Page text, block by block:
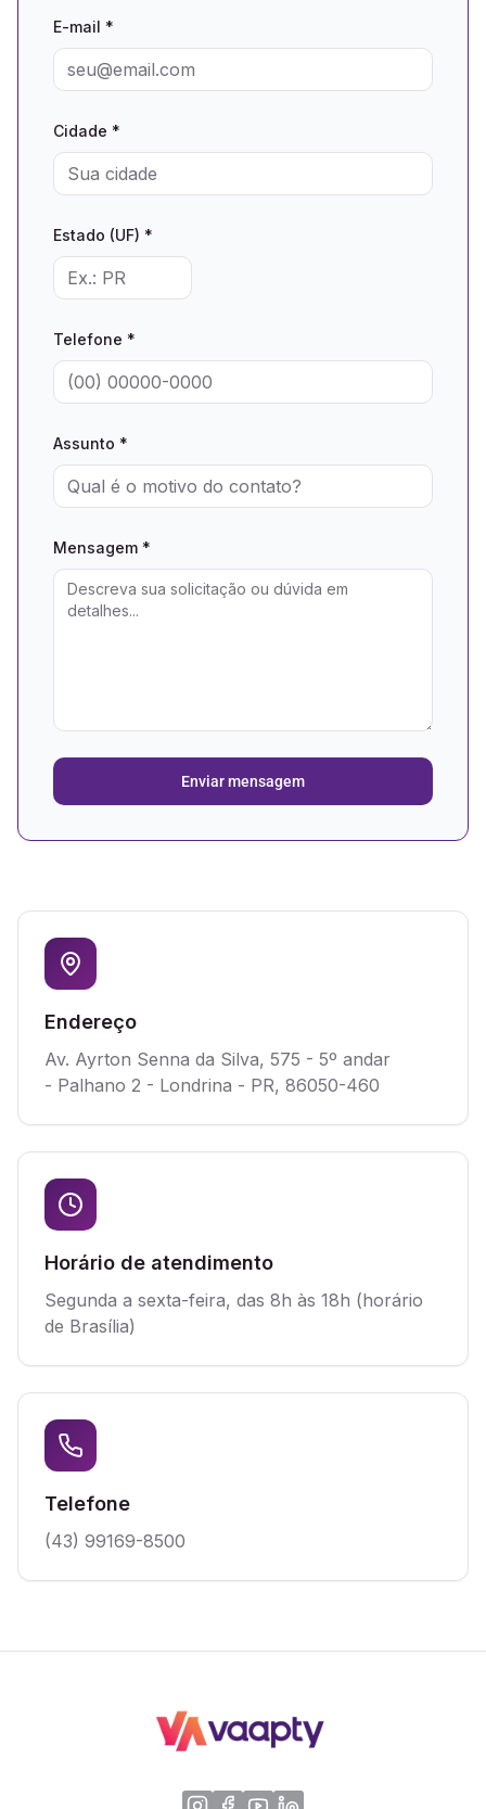
E-mail *
Cidade *
Estado (UF) *
Telefone *
Assunto *
Mensagem *
Enviar mensagem
Endereço
Av. Ayrton Senna da Silva, 575 - 5º andar
- Palhano 2 - Londrina - PR, 86050-460
Horário de atendimento
Segunda a sexta-feira, das 8h às 18h (horário
de Brasília)
Telefone
(43) 99169-8500